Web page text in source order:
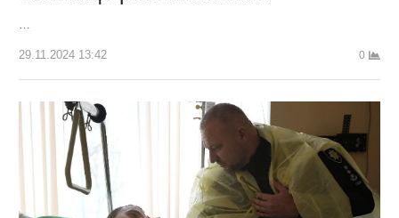
…
29.11.2024 13:42 0